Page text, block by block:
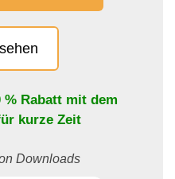
% Rabatt mit dem
kurze Zeit
Downloads